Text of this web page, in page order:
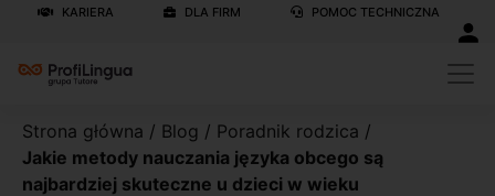
KARIERA DLA FIRM POMOC TECHNICZNA
Strona główna / Blog / Poradnik rodzica /
Jakie metody nauczania języka obcego są
najbardziej skuteczne u dzieci w wieku